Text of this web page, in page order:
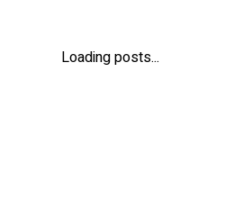
Loading posts...